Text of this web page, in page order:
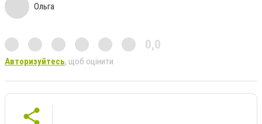
Ольга
0,0
Авторизуйтесь, щоб оцінити